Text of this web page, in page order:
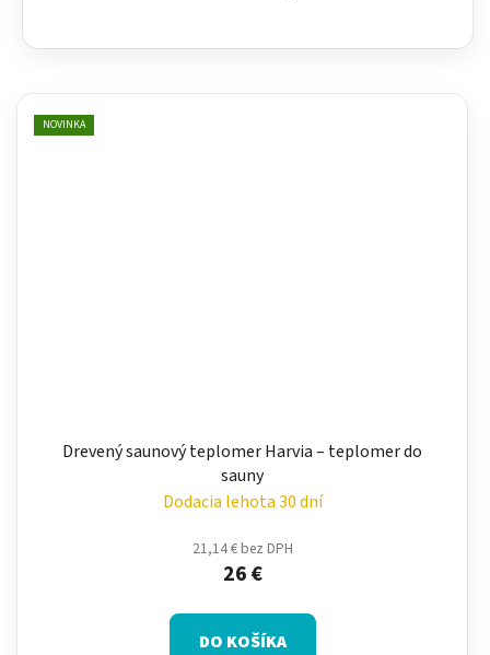
NOVINKA
Drevený saunový teplomer Harvia – teplomer do
sauny
Dodacia lehota 30 dní
21,14 € bez DPH
26 €
DO KOŠÍKA